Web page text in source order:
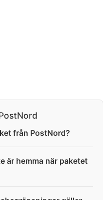
från PostNord?
är hemma när paketet